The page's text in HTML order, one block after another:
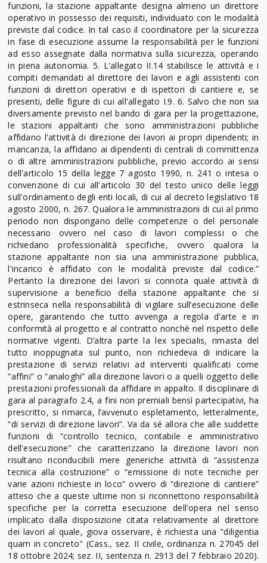
funzioni, la stazione appaltante designa almeno un direttore
operativo in possesso dei requisiti, individuato con le modalità
previste dal codice. In tal caso il coordinatore per la sicurezza
in fase di esecuzione assume la responsabilità per le funzioni
ad esso assegnate dalla normativa sulla sicurezza, operando
in piena autonomia. 5. L'allegato II.14 stabilisce le attività e i
compiti demandati al direttore dei lavori e agli assistenti con
funzioni di direttori operativi e di ispettori di cantiere e, se
presenti, delle figure di cui all'allegato I.9. 6. Salvo che non sia
diversamente previsto nel bando di gara per la progettazione,
le stazioni appaltanti che sono amministrazioni pubbliche
affidano l'attività di direzione dei lavori ai propri dipendenti; in
mancanza, la affidano ai dipendenti di centrali di committenza
o di altre amministrazioni pubbliche, previo accordo ai sensi
dell'articolo 15 della legge 7 agosto 1990, n. 241 o intesa o
convenzione di cui all'articolo 30 del testo unico delle leggi
sull'ordinamento degli enti locali, di cui al decreto legislativo 18
agosto 2000, n. 267. Qualora le amministrazioni di cui al primo
periodo non dispongano delle competenze o del personale
necessario ovvero nel caso di lavori complessi o che
richiedano professionalità specifiche, ovvero qualora la
stazione appaltante non sia una amministrazione pubblica,
l'incarico è affidato con le modalità previste dal codice.”
Pertanto la direzione dei lavori si connota quale attività di
supervisione a beneficio della stazione appaltante che si
estrinseca nella responsabilità di vigilare sull’esecuzione delle
opere, garantendo che tutto avvenga a regola d'arte e in
conformità al progetto e al contratto nonchè nel rispetto delle
normative vigenti. D’altra parte la lex specialis, rimasta del
tutto inoppugnata sul punto, non richiedeva di indicare la
prestazione di servizi relativi ad interventi qualificati come
“affini” o “analoghi” alla direzione lavori o a quelli oggetto delle
prestazioni professionali da affidare in appalto. Il disciplinare di
gara al paragrafo 2.4, a fini non premiali bensì partecipativi, ha
prescritto, si rimarca, l’avvenuto espletamento, letteralmente,
“di servizi di direzione lavori”. Va da sé allora che alle suddette
funzioni di “controllo tecnico, contabile e amministrativo
dell'esecuzione” che caratterizzano la direzione lavori non
risultano riconducibili mere generiche attività di “assistenza
tecnica alla costruzione” o “emissione di note tecniche per
varie azioni richieste in loco” ovvero di “direzione di cantiere”
atteso che a queste ultime non si riconnettono responsabilità
specifiche per la corretta esecuzione dell'opera nel senso
implicato dalla disposizione citata relativamente al direttore
dei lavori al quale, giova osservare, è richiesta una "diligentia
quam in concreto" (Cass., sez. II civile, ordinanza n. 27045 del
18 ottobre 2024; sez. II, sentenza n. 2913 del 7 febbraio 2020).